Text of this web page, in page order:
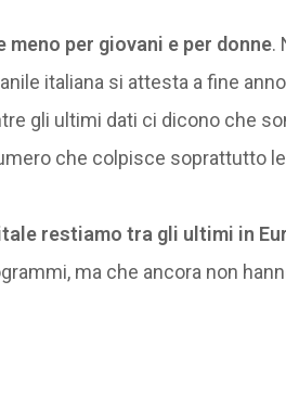
meno per giovani e per donne.
italiana si attesta a fine
gli ultimi dati ci dicono che
che colpisce soprattutto
restiamo tra gli ultimi in
ma che ancora non